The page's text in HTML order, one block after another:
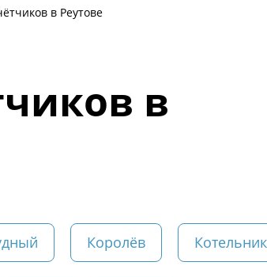
в Реутове
в
Королёв